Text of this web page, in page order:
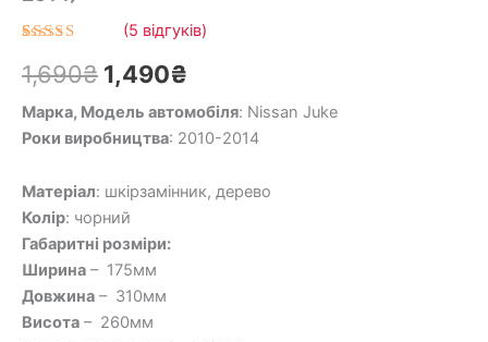
5.00з 5
на основі
покупців
(5 відгуків)
1,690₴ 1,490₴
Марка, Модель автомобіля: Nissan Juke
Роки виробництва: 2010-2014
Матеріал: шкірзамінник, дерево
Колір: чорний
Габаритні розміри:
Ширина – 175мм
Довжина – 310мм
Висота – 260мм